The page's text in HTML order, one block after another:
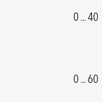
0 ... 40
0 ... 60